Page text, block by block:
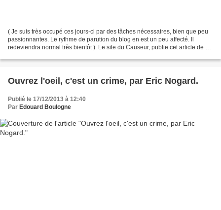
( Je suis très occupé ces jours-ci par des tâches nécessaires, bien que peu
passionnantes. Le rythme de parution du blog en est un peu affecté. Il
redeviendra normal très bientôt ). Le site du Causeur, publie cet article de M.
Ouvrez l'oeil, c'est un crime, par Eric Nogard.
Publié le 17/12/2013 à 12:40
Par Edouard Boulogne